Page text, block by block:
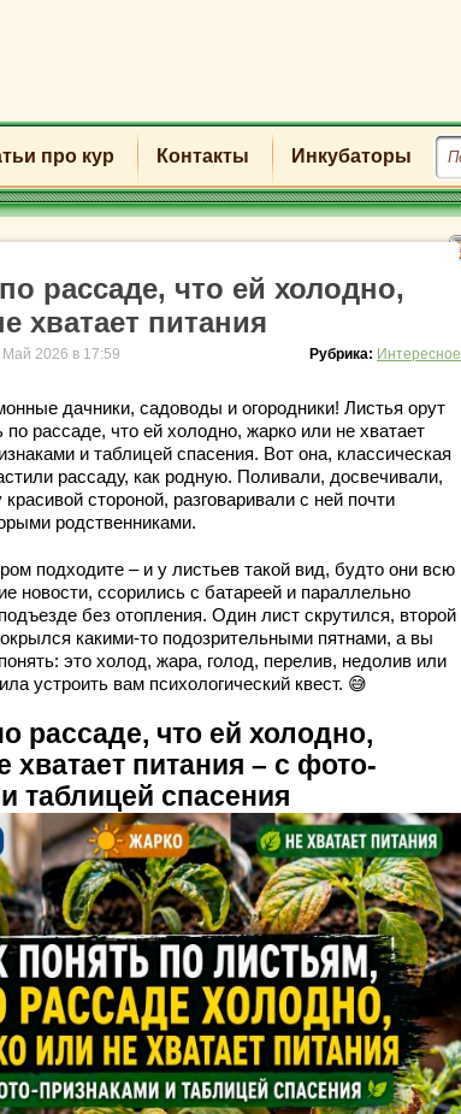
про кур Контакты Инкубаторы
рассаде, что ей холодно,
хватает питания
Май 2026 в 17:59 Рубрика: Интересное
дачники, садоводы и огородники! Листья орут
по рассаде, что ей холодно, жарко или не хватает
и таблицей спасения. Вот она, классическая
рассаду, как родную. Поливали, досвечивали,
стороной, разговаривали с ней почти
родственниками.
подходите – и у листьев такой вид, будто они всю
новости, ссорились с батареей и параллельно
без отопления. Один лист скрутился, второй
какими-то подозрительными пятнами, а вы
это холод, жара, голод, перелив, недолив или
устроить вам психологический квест. 😅
рассаде, что ей холодно,
хватает питания – с фото-
таблицей спасения